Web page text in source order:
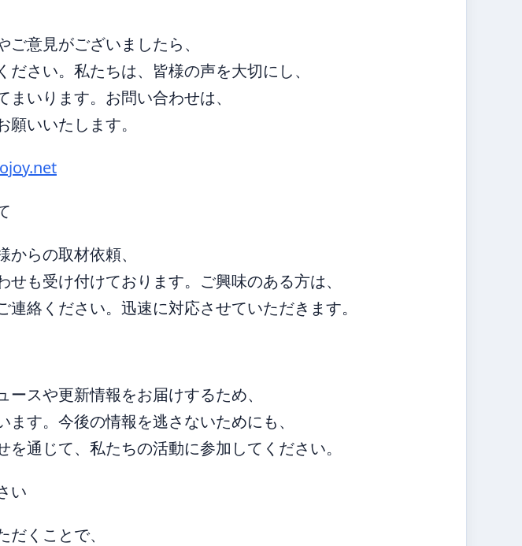
意見がございましたら、
さい。私たちは、皆様の声を大切にし、
いります。お問い合わせは、
いいたします。
らの取材依頼、
も受け付けております。ご興味のある方は、
絡ください。迅速に対応させていただきます。
スや更新情報をお届けするため、
す。今後の情報を逃さないためにも、
通じて、私たちの活動に参加してください。
い
くことで、